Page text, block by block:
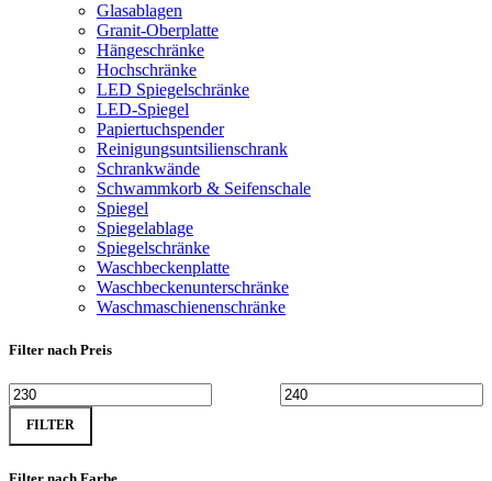
Glasablagen
Granit-Oberplatte
Hängeschränke
Hochschränke
LED Spiegelschränke
LED-Spiegel
Papiertuchspender
Reinigungsuntsilienschrank
Schrankwände
Schwammkorb & Seifenschale
Spiegel
Spiegelablage
Spiegelschränke
Waschbeckenplatte
Waschbeckenunterschränke
Waschmaschienenschränke
Filter nach Preis
Min.
Preis
Max.
Preis
FILTER